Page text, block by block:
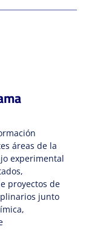
áreas de la
experimental
proyectos de
junto